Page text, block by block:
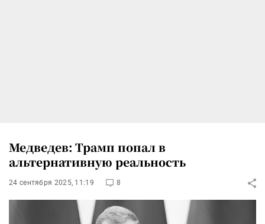
Медведев: Трамп попал в
альтернативную реальность
24 сентября 2025, 11:19 8